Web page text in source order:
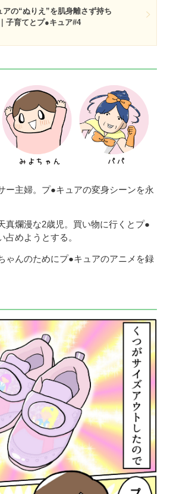
アの“ぬりえ”を肌身離さず持ち
子育てとプ●キュア#4
ー主婦。プ●キュアの変身シーンを永
真爛漫な2歳児。買い物に行くとプ●
占めようとする。
ゃんのためにプ●キュアのアニメを録